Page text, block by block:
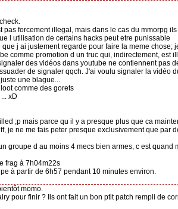
pas forcement illegal, mais dans le cas du mmorpg
l utilisation de certains hacks peut etre punissable
que j ai justement regarde pour faire la meme chose;
comme promotion d un truc qui, indirectement, est
des vidéos dans youtube ne contiennent pas
de signaler qqch. J'ai voulu signaler la vidéo
une blague...
comme des gorets
xD
;p mais parce qu il y a presque plus que ca
je ne me fais peter presque exclusivement que par
groupe d au moins 4 mecs bien armes, c est quand
frag à 7h04m22s
à partir de 6h57 pendant 10 minutes environ.
momo.
pour finir ? Ils ont fait un bon ptit patch rempli de